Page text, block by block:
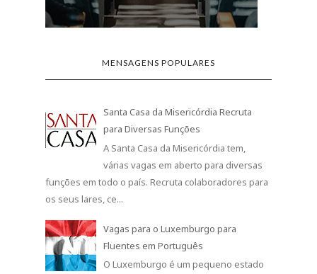
MENSAGENS POPULARES
Santa Casa da Misericórdia Recruta
para Diversas Funções
A Santa Casa da Misericórdia tem,
várias vagas em aberto para diversas
funções em todo o país. Recruta colaboradores para
os seus lares, ce...
Vagas para o Luxemburgo para
Fluentes em Português
O Luxemburgo é um pequeno estado